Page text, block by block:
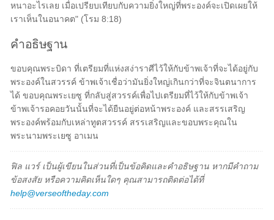
หนาอะไรเลย เมื่อเปรียบเทียบกับความยิ่งใหญ่ที่พระองค์จะเปิดเผยให้
เราเห็นในอนาคต" (โรม 8:18)
คำอธิษฐาน
ขอบคุณพระบิดา ที่เตรียมที่แห่งสง่าราศีไว้ให้กับข้าพเจ้าที่จะได้อยู่กับ
พระองค์ในสวรรค์ ข้าพเจ้าเชื่อว่ามันยิ่งใหญ่เกินกว่าที่จะจินตนาการ
ได้ ขอบคุณพระเยซู ที่กลับสู่สวรรค์เพื่อไปเตรียมที่ไว้ให้กับข้าพเจ้า
ข้าพเจ้ารอคอยวันนั้นที่จะได้ยืนอยู่ต่อหน้าพระองค์ และสรรเสริญ
พระองค์พร้อมกับเหล่าทูตสวรรค์ สรรเสริญและขอบพระคุณใน
พระนามพระเยซู อาเมน
ฟิล แวร์ เป็นผู้เขียนในส่วนที่เป็นข้อคิดและคำอธิษฐาน หากมีคำถาม
ข้อสงสัย หรือความคิดเห็นใดๆ คุณสามารถติดต่อได้ที่
help@verseoftheday.com